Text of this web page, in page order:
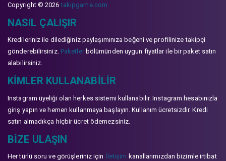
Copyright © 2026takipgame.com
NASIL ÇALIŞIR
Kredileriniz ile dilediğiniz paylaşımınıza beğeni ve profilinize takipçi
gönderebilirsiniz. Paketlerbölümünden uygun fiyatlar ile bir paket satın
alabilirsiniz.
KIMLER KULLANABILIR
Instagram üyeliği olan herkes sistemi kullanabilir. Instagram hesabınızla
giriş yapın ve hemen kullanmaya başlayın. Kullanım ücretsizdir. Kredi
satın almadıkça hiçbir ücret ödemezsiniz.
BIZE ULAŞIN
Her türlü soru ve görüşleriniz için İletişim kanallarımızdan bizimle irtibat